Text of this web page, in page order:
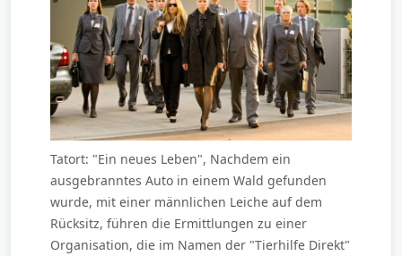
Tatort: "Ein neues Leben", Nachdem ein
ausgebranntes Auto in einem Wald gefunden
wurde, mit einer männlichen Leiche auf dem
Rücksitz, führen die Ermittlungen zu einer
Organisation, die im Namen der "Tierhilfe Direkt"